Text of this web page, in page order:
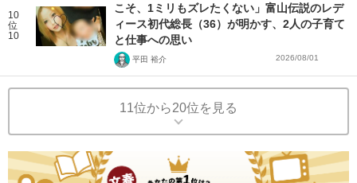
10
位
10
こそ、1ミリもズレたくない」富山伝説のレデ
ィース初代総長（36）が明かす、2人の子育て
と仕事への思い
平田 裕介 2026/08/01
11位から20位を見る